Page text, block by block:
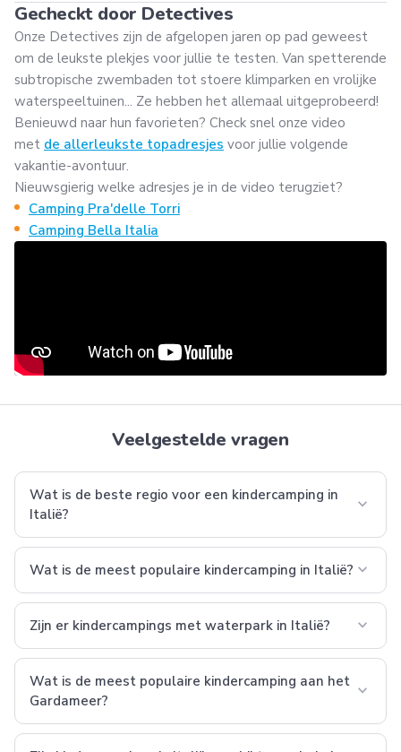
Gecheckt door Detectives
Onze Detectives zijn de afgelopen jaren op pad geweest
om de leukste plekjes voor jullie te testen. Van spetterende
subtropische zwembaden tot stoere klimparken en vrolijke
waterspeeltuinen... Ze hebben het allemaal uitgeprobeerd!
Benieuwd naar hun favorieten? Check snel onze video
met de allerleukste topadresjes voor jullie volgende
vakantie-avontuur.
Nieuwsgierig welke adresjes je in de video terugziet?
Camping Pra'delle Torri
Camping Bella Italia
Veelgestelde vragen
Wat is de beste regio voor een kindercamping in
Italië?
expand_more
Wat is de meest populaire kindercamping in Italië? expand_more
Zijn er kindercampings met waterpark in Italië? expand_more
Wat is de meest populaire kindercamping aan het
Gardameer?
expand_more